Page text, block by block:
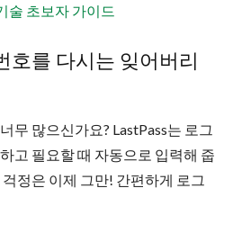
술 초보자 가이드
호를 다시는 잊어버리
무 많으신가요? LastPass는 로그
고 필요할 때 자동으로 입력해 줍
정은 이제 그만! 간편하게 로그